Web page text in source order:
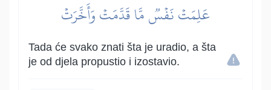
عَلِمَتۡ نَفۡسٞ مَّا قَدَّمَتۡ وَأَخَّرَتۡ
Tada će svako znati šta je uradio, a šta
je od djela propustio i izostavio.